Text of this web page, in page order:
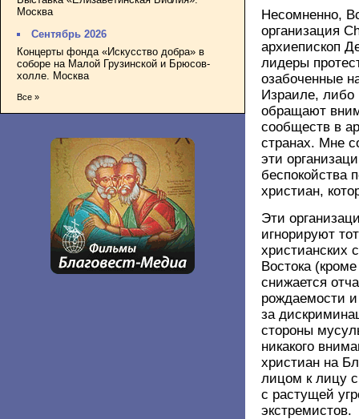
Москва
Сентябрь 2026
Концерты фонда «Искусство добра» в
соборе на Малой Грузинской и Брюсов-
холле. Москва
Все »
Несомненно,
организация
архиепископ
лидеры
озабоченные
Израиле, либо
обращают
сообществ в
странах. Мне
эти
беспокойства
христиан,
Эти
игнорируют
христианских
Востока
снижается
рождаемости
за
стороны
никакого
христиан на
лицом к лицу
с растущей
экстремистов.